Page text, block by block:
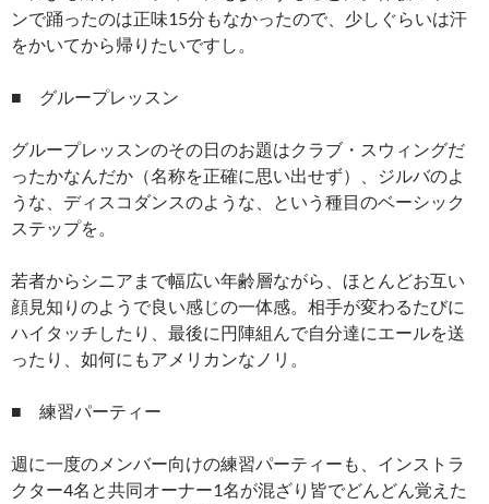
ンで踊ったのは正味15分もなかったので、少しぐらいは汗
をかいてから帰りたいですし。
■ グループレッスン
グループレッスンのその日のお題はクラブ・スウィングだ
ったかなんだか（名称を正確に思い出せず）、ジルバのよ
うな、ディスコダンスのような、という種目のベーシック
ステップを。
若者からシニアまで幅広い年齢層ながら、ほとんどお互い
顔見知りのようで良い感じの一体感。相手が変わるたびに
ハイタッチしたり、最後に円陣組んで自分達にエールを送
ったり、如何にもアメリカンなノリ。
■ 練習パーティー
週に一度のメンバー向けの練習パーティーも、インストラ
クター4名と共同オーナー1名が混ざり皆でどんどん覚えた